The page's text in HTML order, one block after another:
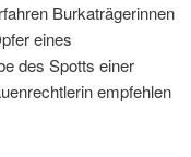
Burkaträgerinnen
eines
des Spotts einer
empfehlen